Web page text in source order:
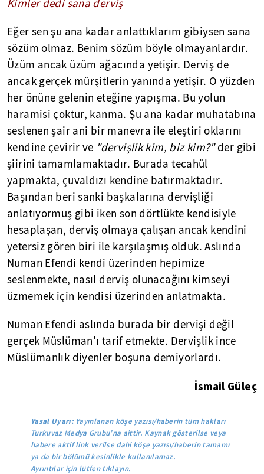
Kimler dedi sana derviş
Eğer sen şu ana kadar anlattıklarım gibiysen sana
sözüm olmaz. Benim sözüm böyle olmayanlardır.
Üzüm ancak üzüm ağacında yetişir. Derviş de
ancak gerçek mürşitlerin yanında yetişir. O yüzden
her önüne gelenin eteğine yapışma. Bu yolun
haramisi çoktur, kanma. Şu ana kadar muhatabına
seslenen şair ani bir manevra ile eleştiri oklarını
kendine çevirir ve "dervişlik kim, biz kim?"der gibi
şiirini tamamlamaktadır. Burada tecahül
yapmakta, çuvaldızı kendine batırmaktadır.
Başından beri sanki başkalarına dervişliği
anlatıyormuş gibi iken son dörtlükte kendisiyle
hesaplaşan, derviş olmaya çalışan ancak kendini
yetersiz gören biri ile karşılaşmış olduk. Aslında
Numan Efendi kendi üzerinden hepimize
seslenmekte, nasıl derviş olunacağını kimseyi
üzmemek için kendisi üzerinden anlatmakta.
Numan Efendi aslında burada bir dervişi değil
gerçek Müslüman'ı tarif etmekte. Dervişlik ince
Müslümanlık diyenler boşuna demiyorlardı.
İsmail Güleç
Yasal Uyarı: Yayınlanan köşe yazısı/haberin tüm hakları
Turkuvaz Medya Grubu’na aittir. Kaynak gösterilse veya
habere aktif link verilse dahi köşe yazısı/haberin tamamı
ya da bir bölümü kesinlikle kullanılamaz.
Ayrıntılar için lütfentıklayın.